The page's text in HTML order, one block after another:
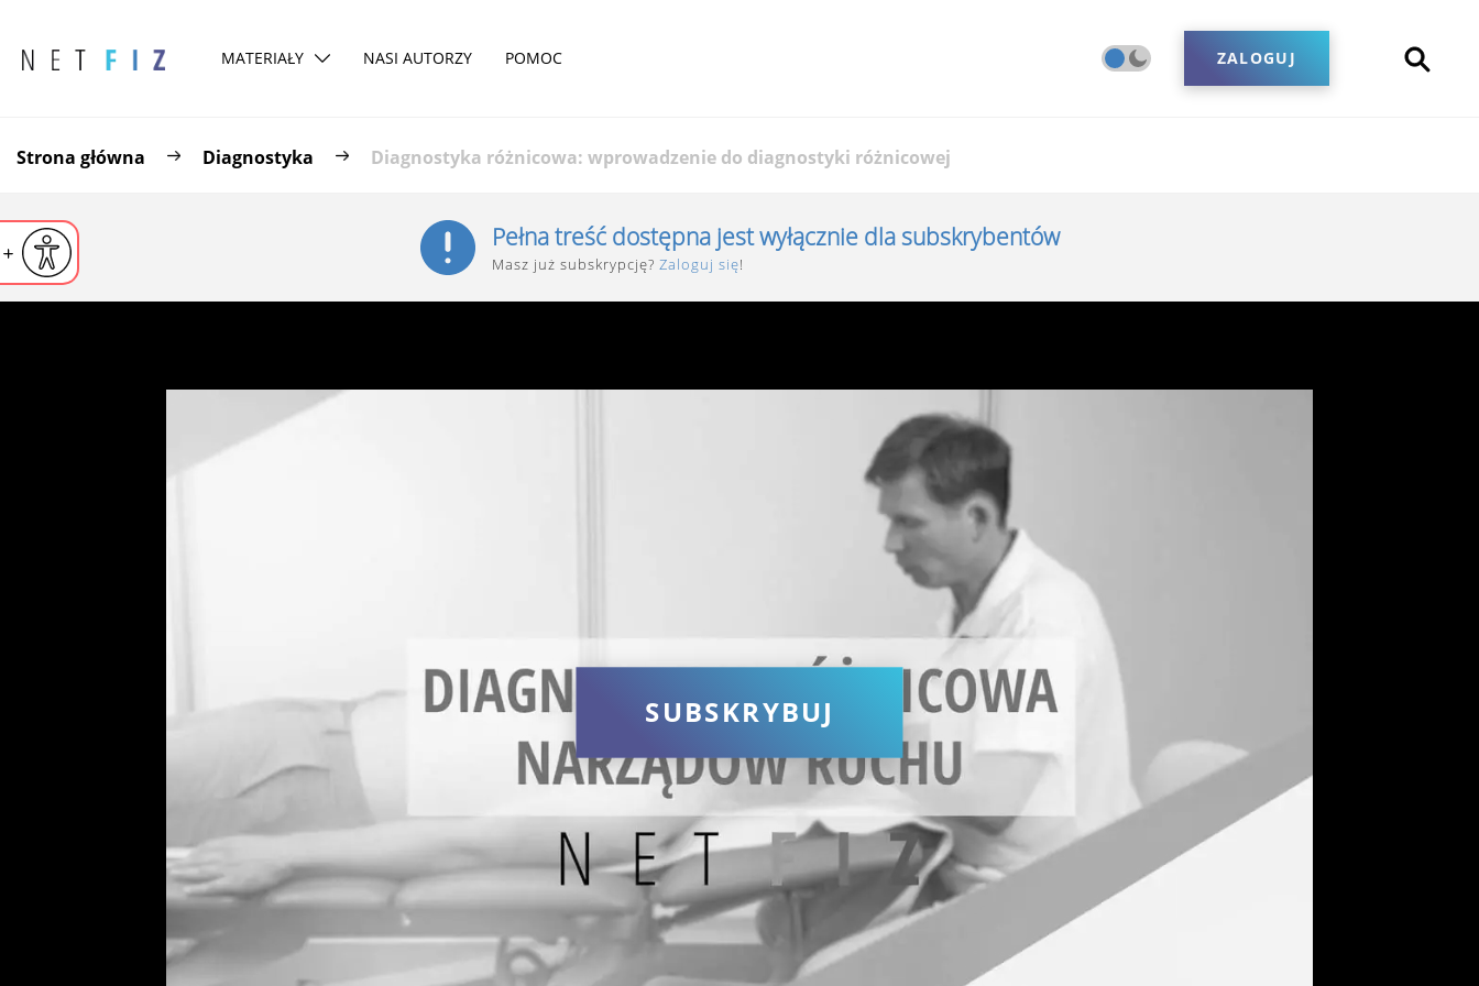
czcionkę
czcionka
Powiększ czcionkę
MATERIAŁY NASI AUTORZY POMOC ZALOGUJ
Strona główna Diagnostyka Diagnostyka różnicowa: wprowadzenie do diagnostyki różnicowej
Pełna treść dostępna jest wyłącznie dla subskrybentów
Masz już subskrypcję? Zaloguj się!
SUBSKRYBUJ